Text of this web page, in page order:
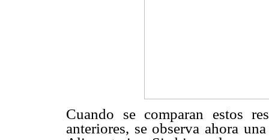
Cuando se comparan estos
anteriores, se observa ahora